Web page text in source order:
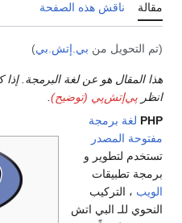
أدوات
كنت تريد الاستخدامات الأخرى،
پي‌إتش‌پي